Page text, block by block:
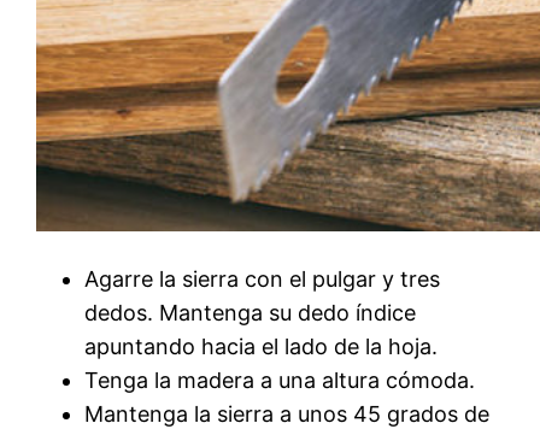
Agarre la sierra con el pulgar y tres
dedos. Mantenga su dedo índice
apuntando hacia el lado de la hoja.
Tenga la madera a una altura cómoda.
Mantenga la sierra a unos 45 grados de